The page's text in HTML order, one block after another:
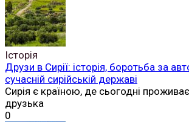
Історія
Друзи в Сирії: історія, боротьба за
сучасній сирійській державі
Сирія є країною, де сьогодні
друзька
0